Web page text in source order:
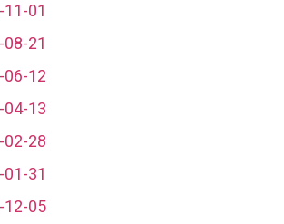
01
21
06-12
04-13
02-28
31
12-05